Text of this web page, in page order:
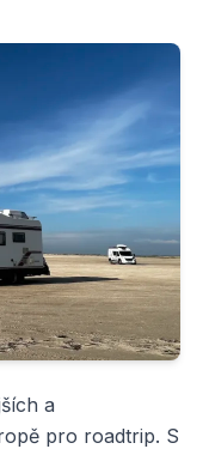
a
pro roadtrip. S